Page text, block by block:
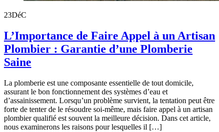
23DéC
L’Importance de Faire Appel à un Artisan
Plombier : Garantie d’une Plomberie
Saine
La plomberie est une composante essentielle de tout domicile,
assurant le bon fonctionnement des systèmes d’eau et
d’assainissement. Lorsqu’un problème survient, la tentation peut être
forte de tenter de le résoudre soi-même, mais faire appel à un artisan
plombier qualifié est souvent la meilleure décision. Dans cet article,
nous examinerons les raisons pour lesquelles il […]